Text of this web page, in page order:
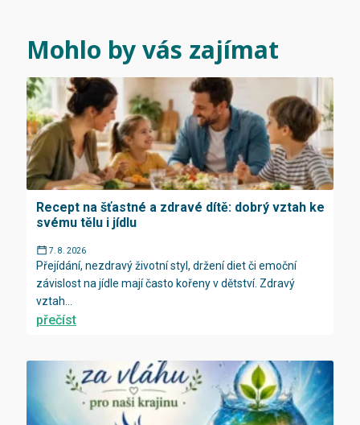
Mohlo by vás zajímat
Recept na šťastné a zdravé dítě: dobrý vztah ke
svému tělu i jídlu
7. 8. 2026
Přejídání, nezdravý životní styl, držení diet či emoční
závislost na jídle mají často kořeny v dětství. Zdravý
vztah...
přečíst